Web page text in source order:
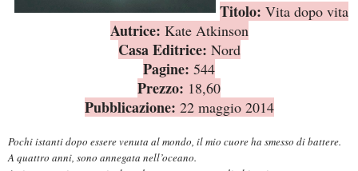
Titolo: Vita dopo vita
Autrice: Kate Atkinson
Casa Editrice: Nord
Pagine: 544
Prezzo: 18,60
Pubblicazione: 22 maggio 2014
Pochi istanti dopo essere venuta al mondo, il mio cuore ha smesso di battere.
A quattro anni, sono annegata nell’oceano.